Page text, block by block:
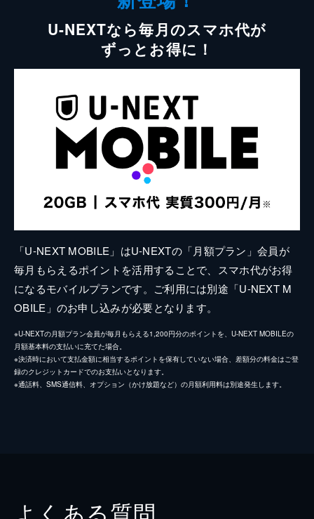
U-NEXTなら毎月のスマホ代が
ずっとお得に！
「U-NEXT MOBILE」はU-NEXTの「月額プラン」会員が
毎月もらえるポイントを活用することで、スマホ代がお得
になるモバイルプランです。ご利用には別途「U-NEXT M
OBILE」のお申し込みが必要となります。
※U-NEXTの月額プラン会員が毎月もらえる1,200円分のポイントを、U-NEXT MOBILEの
月額基本料の支払いに充てた場合。
※決済時において支払金額に相当するポイントを保有していない場合、差額分の料金はご登
録のクレジットカードでのお支払いとなります。
※通話料、SMS通信料、オプション（かけ放題など）の月額利用料は別途発生します。
よくある質問